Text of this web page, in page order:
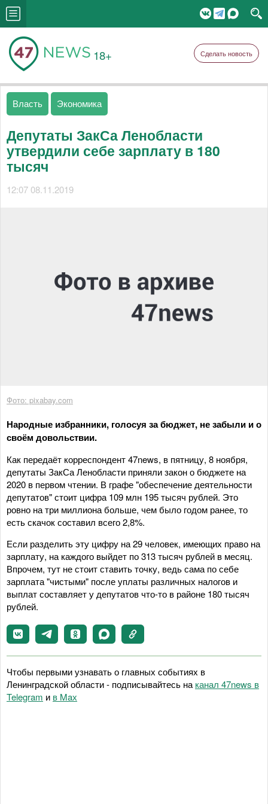
18+ Сделать новость
Власть Экономика
Депутаты ЗакСа Ленобласти
утвердили себе зарплату в 180
тысяч
12:07 08.11.2019
Фото: pixabay.com
Народные избранники, голосуя за бюджет, не забыли и о
своём довольствии.
Как передаёт корреспондент 47news, в пятницу, 8 ноября,
депутаты ЗакСа Ленобласти приняли закон о бюджете на
2020 в первом чтении. В графе "обеспечение деятельности
депутатов" стоит цифра 109 млн 195 тысяч рублей. Это
ровно на три миллиона больше, чем было годом ранее, то
есть скачок составил всего 2,8%.
Если разделить эту цифру на 29 человек, имеющих право на
зарплату, на каждого выйдет по 313 тысяч рублей в месяц.
Впрочем, тут не стоит ставить точку, ведь сама по себе
зарплата "чистыми" после уплаты различных налогов и
выплат составляет у депутатов что-то в районе 180 тысяч
рублей.
Чтобы первыми узнавать о главных событиях в
Ленинградской области - подписывайтесь на канал 47news в
Telegram и в Maх